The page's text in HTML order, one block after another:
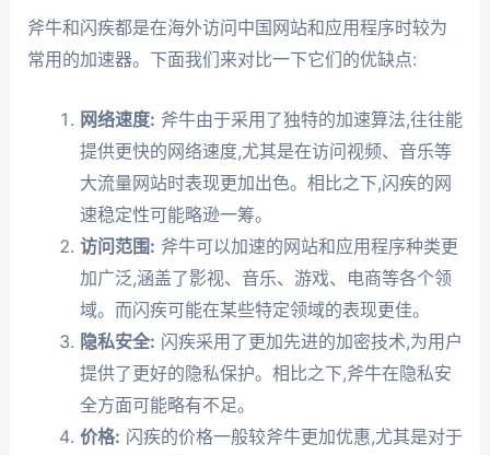
斧牛和闪疾都是在海外访问中国网站和应用程序时较为
常用的加速器。下面我们来对比一下它们的优缺点:
网络速度: 斧牛由于采用了独特的加速算法,往往能
提供更快的网络速度,尤其是在访问视频、音乐等
大流量网站时表现更加出色。相比之下,闪疾的网
速稳定性可能略逊一筹。
访问范围: 斧牛可以加速的网站和应用程序种类更
加广泛,涵盖了影视、音乐、游戏、电商等各个领
域。而闪疾可能在某些特定领域的表现更佳。
隐私安全: 闪疾采用了更加先进的加密技术,为用户
提供了更好的隐私保护。相比之下,斧牛在隐私安
全方面可能略有不足。
价格: 闪疾的价格一般较斧牛更加优惠,尤其是对于